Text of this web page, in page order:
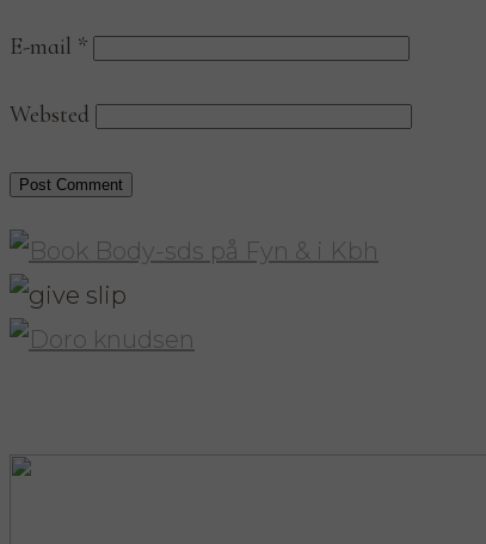
E-mail *
Websted